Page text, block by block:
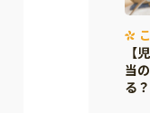
【
当
る？